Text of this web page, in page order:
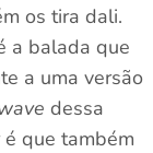
os tira dali.
a balada que
a uma versão
dessa
que também